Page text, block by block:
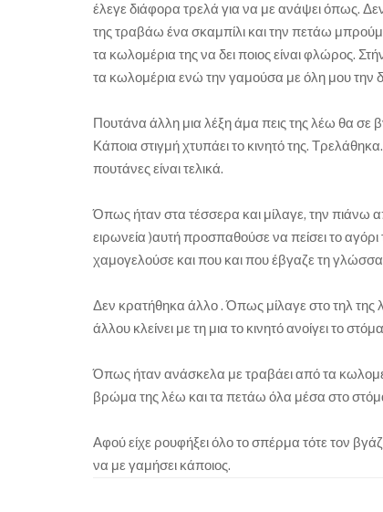
έλεγε διάφορα τρελά για να με ανάψει όπως.
της τραβάω ένα σκαμπίλι και την πετάω
τα κωλομέρια της να δει ποιος είναι φλώρος.
τα κωλομέρια ενώ την γαμούσα με όλη μου την
Πουτάνα άλλη μια λέξη άμα πεις της λέω θα
Κάποια στιγμή χτυπάει το κινητό της.
πουτάνες είναι τελικά.
Όπως ήταν στα τέσσερα και μίλαγε, την πιάνω
ειρωνεία )αυτή προσπαθούσε να πείσει το αγόρι
χαμογελούσε και που και που έβγαζε τη
Δεν κρατήθηκα άλλο . Όπως μίλαγε στο τηλ
άλλου κλείνει με τη μια το κινητό ανοίγει το
Όπως ήταν ανάσκελα με τραβάει από τα
βρώμα της λέω και τα πετάω όλα μέσα στο
Αφού είχε ρουφήξει όλο το σπέρμα τότε τον
να με γαμήσει κάποιος.